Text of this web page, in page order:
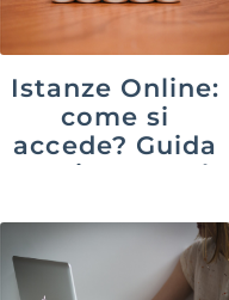
Istanze Online:
come si
accede? Guida
aggiornata al